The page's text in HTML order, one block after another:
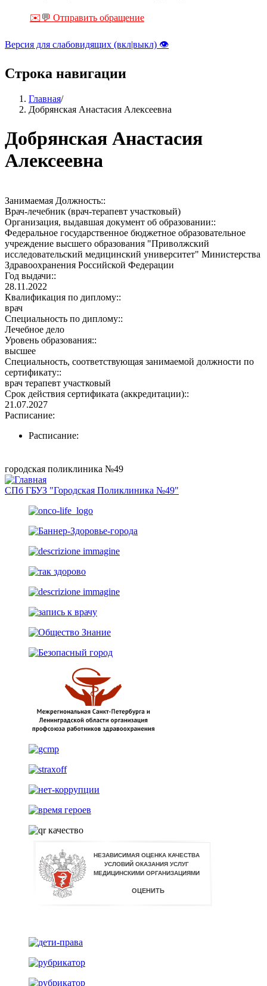
✉️💬 Отправить обращение
Версия для слабовидящих (вкл|выкл) 👁
Строка навигации
Главная/
Добрянская Анастасия Алексеевна
Добрянская Анастасия
Алексеевна
Занимаемая Должность::
Врач-лечебник (врач-терапевт участковый)
Организация, выдавшая документ об образовании::
Федеральное государственное бюджетное образовательное
учреждение высшего образования "Приволжский
исследовательский медицинский университет" Министерства
Здравоохранения Российской Федерации
Год выдачи::
28.11.2022
Квалификация по диплому::
врач
Специальность по диплому::
Лечебное дело
Уровень образования::
высшее
Специальность, соответствующая занимаемой должности по
сертификату::
врач терапевт участковый
Срок действия сертификата (аккредитации)::
21.07.2027
Расписание:
Расписание:
городская поликлиника №49
СПб ГБУЗ "Городская Поликлиника №49"